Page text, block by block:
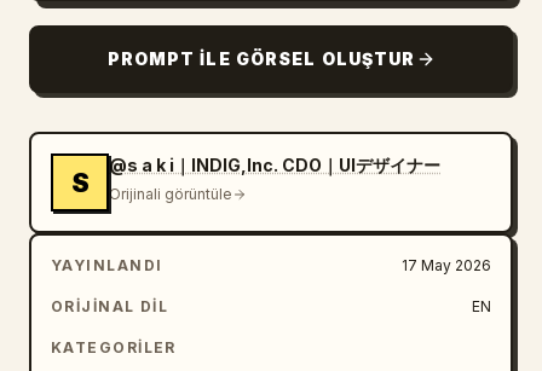
1. Üst sıra, birinci tırnak: Kırmızı-turuncu,
mercan, mor, mavi ve yeşil renklerde beş
logosu.
2. Üst sıra, ikinci tırnak: Üst sol ve alt
kısma yakın iki krom gümüş küresel çivi ile
üst üste binmiş soyut parlak mavi fasulye
şekilleri.
3. Üst sıra, üçüncü tırnak: Üzerinde beyaz
yuvarlatılmış dikdörtgen etiket, ayrıca sağ
PROMPT ILE GÖRSEL OLUŞTUR
S
@s a k i｜INDIG,Inc. CDO｜UIデザイナー
Orijinali görüntüle
YAYINLANDI 17 May 2026
ORIJINAL DIL EN
KATEGORILER